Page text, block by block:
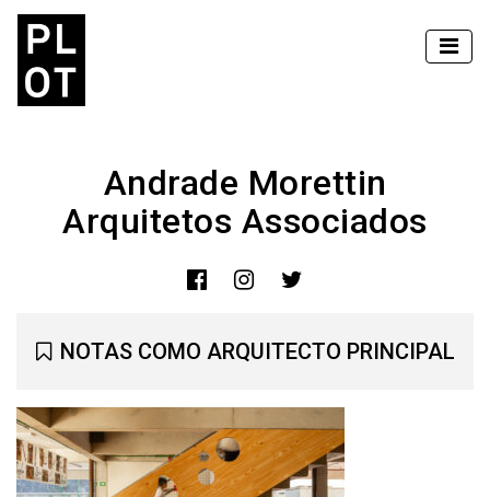
Andrade Morettin
Arquitetos Associados
NOTAS COMO ARQUITECTO PRINCIPAL